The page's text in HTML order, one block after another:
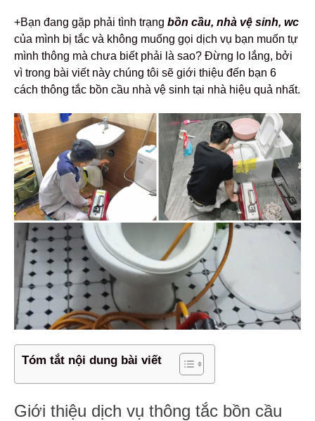
+Bạn đang gặp phải tình trạng bồn cầu, nhà vệ sinh, wc
của mình bị tắc và không muống gọi dịch vụ bạn muốn tự
mình thông mà chưa biết phải là sao? Đừng lo lắng, bởi
vì trong bài viết này chúng tôi sẽ giới thiệu đến bạn 6
cách thông tắc bồn cầu nhà vệ sinh tại nhà hiệu quả nhất.
Tóm tắt nội dung bài viết
Giới thiệu dịch vụ thông tắc bồn cầu